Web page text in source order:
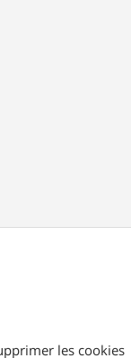
les cookies